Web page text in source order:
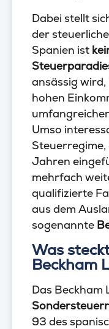
Dabei stellt
der
Spanien ist
ansässig
hohen
Umso
Steuerregime,
Jahren
mehrfach
qualifizierte
aus dem
sogenannte
Was
Beckham
Das Beckham
93 des